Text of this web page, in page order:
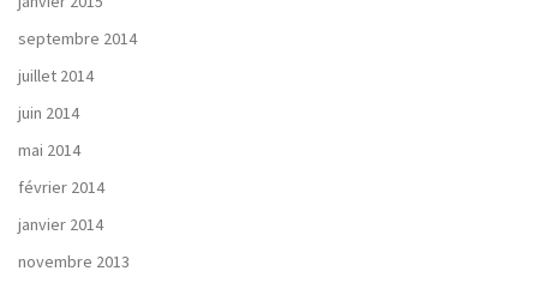
septembre 2014
juillet 2014
juin 2014
mai 2014
février 2014
janvier 2014
novembre 2013